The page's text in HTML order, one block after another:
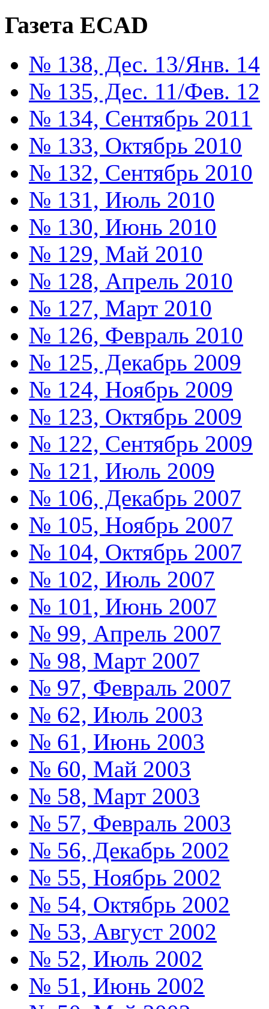
Газета ECAD
№ 138, Дес. 13/Янв. 14
№ 135, Дес. 11/Фев. 12
№ 134, Сентябрь 2011
№ 133, Октябрь 2010
№ 132, Сентябрь 2010
№ 131, Июль 2010
№ 130, Июнь 2010
№ 129, Май 2010
№ 128, Апрель 2010
№ 127, Март 2010
№ 126, Февраль 2010
№ 125, Декабрь 2009
№ 124, Ноябрь 2009
№ 123, Октябрь 2009
№ 122, Сентябрь 2009
№ 121, Июль 2009
№ 106, Декабрь 2007
№ 105, Ноябрь 2007
№ 104, Октябрь 2007
№ 102, Июль 2007
№ 101, Июнь 2007
№ 99, Апрель 2007
№ 98, Март 2007
№ 97, Февраль 2007
№ 62, Июль 2003
№ 61, Июнь 2003
№ 60, Май 2003
№ 58, Март 2003
№ 57, Февраль 2003
№ 56, Декабрь 2002
№ 55, Ноябрь 2002
№ 54, Октябрь 2002
№ 53, Август 2002
№ 52, Июль 2002
№ 51, Июнь 2002